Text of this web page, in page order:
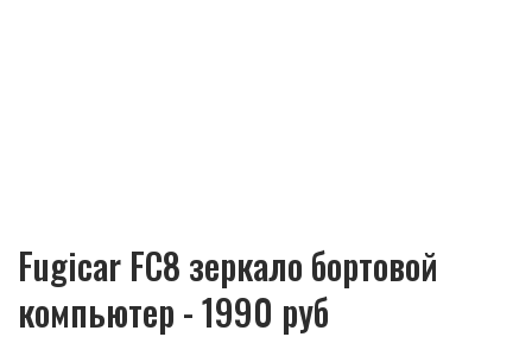
Fugicar FC8 зеркало бортовой
компьютер - 1990 руб